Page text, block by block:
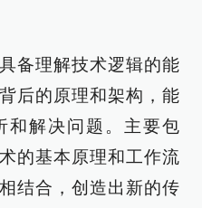
备理解技术逻辑的能
后的原理和架构，能
和解决问题。主要包
的基本原理和工作流
结合，创造出新的传